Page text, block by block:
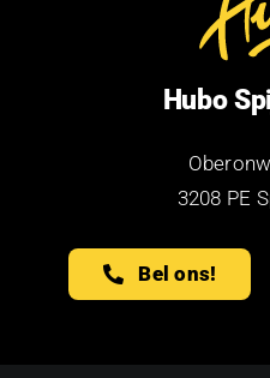
Hubo
3208 PE
Bel ons!